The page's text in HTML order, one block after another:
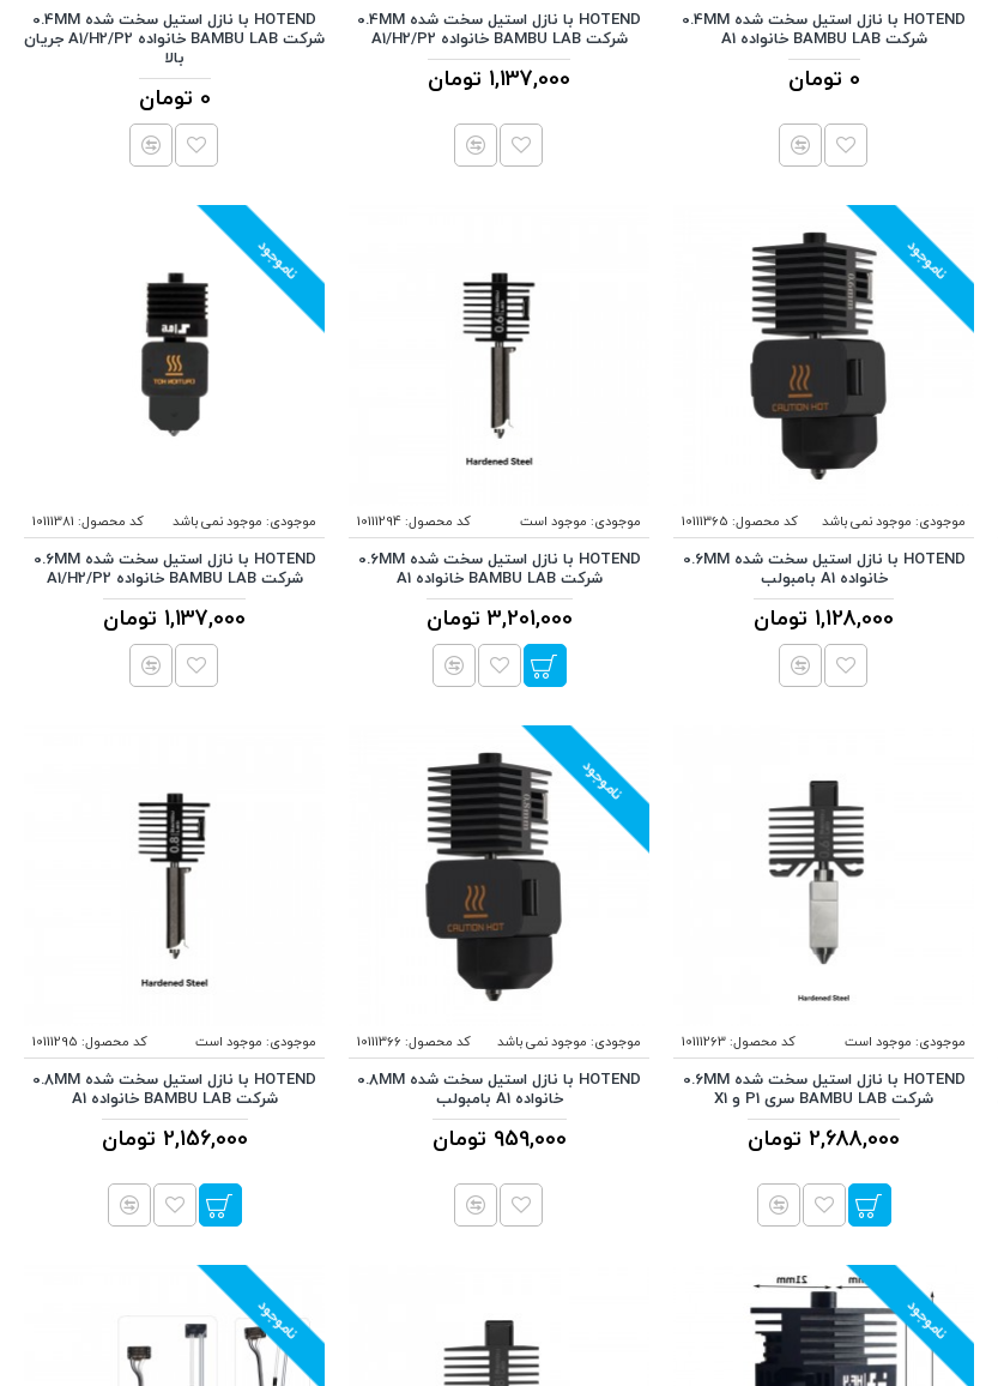
HOTEND با نازل استیل سخت شده 0.4MM
شرکت BAMBU LAB خانواده A1
0 تومان
HOTEND با نازل استیل سخت شده 0.4MM
شرکت BAMBU LAB خانواده A1/H2/P2
1,137,000 تومان
HOTEND با نازل استیل سخت شده 0.4MM
شرکت BAMBU LAB خانواده A1/H2/P2 جریان
بالا
0 تومان
ناموجود
موجودی: موجود نمی باشد کد محصول: 10111365
HOTEND با نازل استیل سخت شده 0.6MM
خانواده A1 بامبولب
1,128,000 تومان
موجودی: موجود است کد محصول:10111294
HOTEND با نازل استیل سخت شده 0.6MM
شرکت BAMBU LAB خانواده A1
3,201,000 تومان
ناموجود
موجودی: موجود نمی باشد کد محصول: 10111381
HOTEND با نازل استیل سخت شده 0.6MM
شرکت BAMBU LAB خانواده A1/H2/P2
1,137,000 تومان
موجودی: موجود است کد محصول:10111263
HOTEND با نازل استیل سخت شده 0.6MM
شرکت BAMBU LAB سری P1 و X1
2,688,000 تومان
ناموجود
موجودی: موجود نمی باشد کد محصول: 10111366
HOTEND با نازل استیل سخت شده 0.8MM
خانواده A1 بامبولب
959,000 تومان
موجودی: موجود است کد محصول: 10111295
HOTEND با نازل استیل سخت شده 0.8MM
شرکت BAMBU LAB خانواده A1
2,156,000 تومان
ناموجود ناموجود